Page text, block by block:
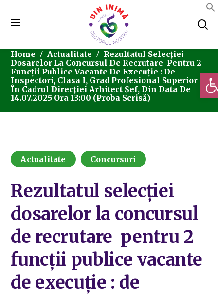
Home Actualitate
Rezultatul Selecției
Dosarelor La Concursul De Recrutare Pentru 2
Funcții Publice Vacante De Execuție : De
Inspectori, Clasa I, Grad Profesional Superior
În Cadrul Direcției Arhitect Șef, Din Data De
14.07.2025 Ora 13:00 (proba Scrisă)
Actualitate Concursuri
Rezultatul selecției
dosarelor la concursul
de recrutare pentru 2
funcții publice vacante
de execuție : de